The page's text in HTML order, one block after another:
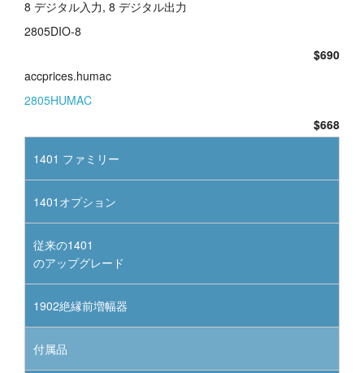
8 デジタル入力, 8 デジタル出力
2805DIO-8
$690
accprices.humac
2805HUMAC
$668
1401 ファミリー
1401オプション
従来の1401
のアップグレード
1902絶縁前増幅器
付属品